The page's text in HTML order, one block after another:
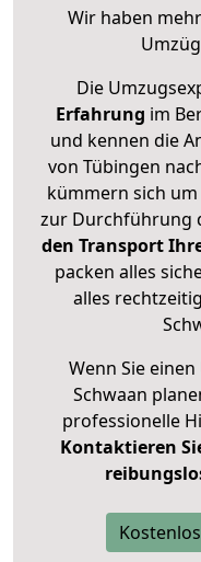
Wir haben
Die
Erfahrung im
und kennen die
von Tübingen
kümmern sich
zur Durchführung
den Transport
packen alles
alles
Wenn Sie
Schwaan
professionelle
Kontaktieren